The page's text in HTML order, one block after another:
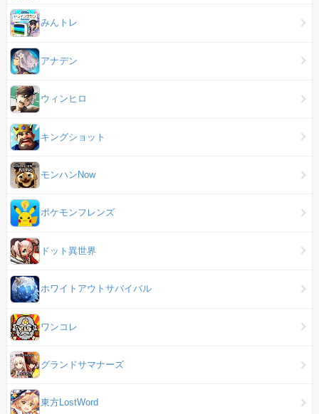
みんトレ
アナデン
ウィンヒロ
キングショット
モンハンNow
ポケモンフレンズ
ドット異世界
ホワイトアウトサバイバル
ワンコレ
グランドサマナーズ
東方LostWord